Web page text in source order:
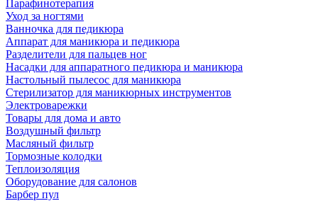
Парафинотерапия
Уход за ногтями
Ванночка для педикюра
Аппарат для маникюра и педикюра
Разделители для пальцев ног
Насадки для аппаратного педикюра и маникюра
Настольный пылесос для маникюра
Стерилизатор для маникюрных инструментов
Электроварежки
Товары для дома и авто
Воздушный фильтр
Масляный фильтр
Тормозные колодки
Теплоизоляция
Оборудование для салонов
Барбер пул